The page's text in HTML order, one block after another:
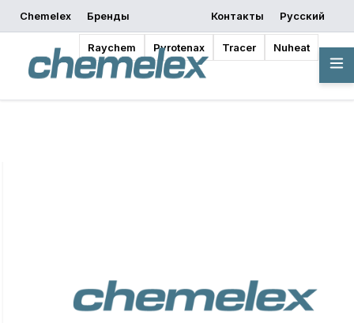
Chemelex Бренды
Raychem Pyrotenax Tracer Nuheat
Контакты
Русский
запросить
Где купить
Начать
Обзор